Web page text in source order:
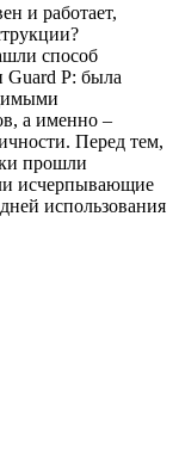
и работает,
способ
Guard P: была
а именно –
Перед тем,
прошли
исчерпывающие
использования